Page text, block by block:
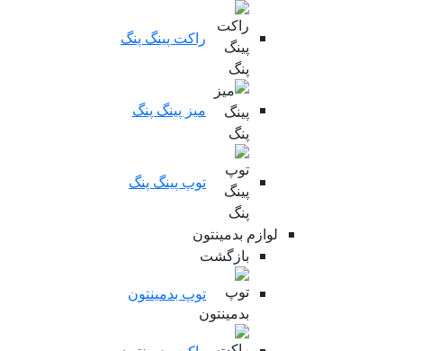
راکت پینگ پنگ
میز پینگ پنگ
توپ پینگ پنگ
لوازم بدمینتون
بازگشت
توپ بدمینتون